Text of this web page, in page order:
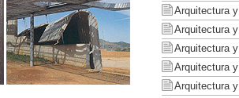
Arquitectura
Arquitectura
Arquitectura
Arquitectura
Arquitectura